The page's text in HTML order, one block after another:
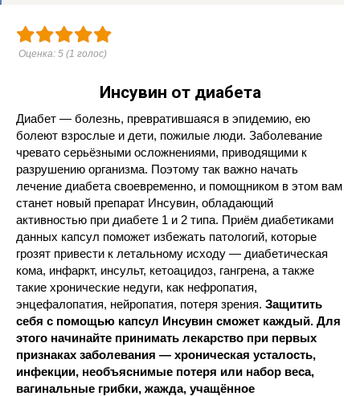
Оценка: 5 (1 голос)
Инсувин от диабета
Диабет — болезнь, превратившаяся в эпидемию, ею
болеют взрослые и дети, пожилые люди. Заболевание
чревато серьёзными осложнениями, приводящими к
разрушению организма. Поэтому так важно начать
лечение диабета своевременно, и помощником в этом вам
станет новый препарат Инсувин, обладающий
активностью при диабете 1 и 2 типа. Приём диабетиками
данных капсул поможет избежать патологий, которые
грозят привести к летальному исходу — диабетическая
кома, инфаркт, инсульт, кетоацидоз, гангрена, а также
такие хронические недуги, как нефропатия,
энцефалопатия, нейропатия, потеря зрения. Защитить
себя с помощью капсул Инсувин сможет каждый. Для
этого начинайте принимать лекарство при первых
признаках заболевания — хроническая усталость,
инфекции, необъяснимые потеря или набор веса,
вагинальные грибки, жажда, учащённое